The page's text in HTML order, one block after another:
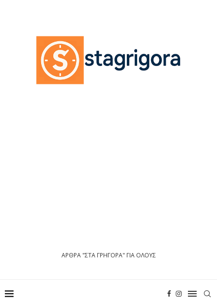
ΑΡΘΡΑ "ΣΤΑ ΓΡΗΓΟΡΑ" ΓΙΑ ΟΛΟΥΣ